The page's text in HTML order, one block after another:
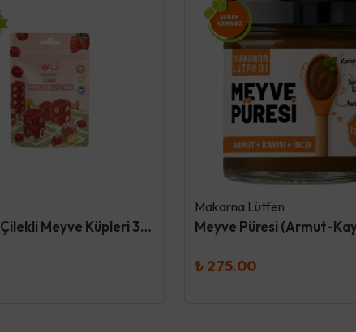
Organik Çilekli Meyve Küpleri 30 Gr - Og
Makarna Lütfen
₺ 275.00